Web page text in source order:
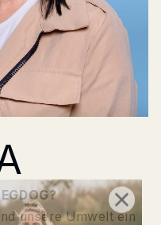
unsere Umwelt ein